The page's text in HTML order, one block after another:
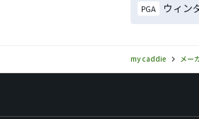
PGA ウィン
my caddie メー